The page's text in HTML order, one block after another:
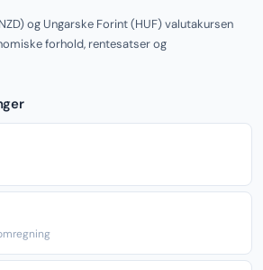
og Ungarske Forint (HUF) valutakursen
forhold, rentesatser og